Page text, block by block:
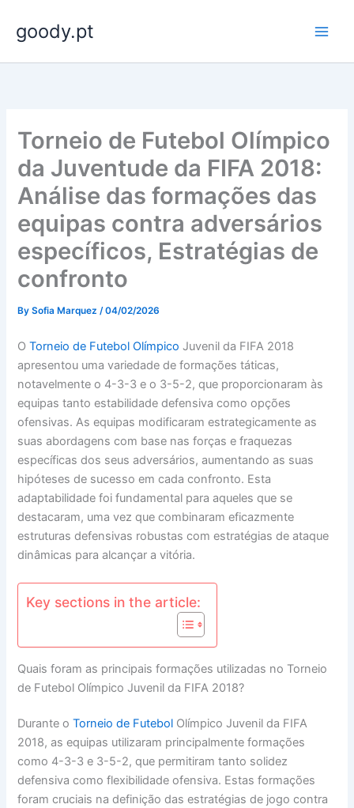
content
goody.pt
Torneio de Futebol Olímpico
da Juventude da FIFA 2018:
Análise das formações das
equipas contra adversários
específicos, Estratégias de
confronto
BySofia Marquez/04/02/2026
OTorneio de Futebol Olímpico Juvenil da FIFA 2018
apresentou uma variedade de formações táticas,
notavelmente o 4-3-3 e o 3-5-2, que proporcionaram às
equipas tanto estabilidade defensiva como opções
ofensivas. As equipas modificaram estrategicamente as
suas abordagens com base nas forças e fraquezas
específicas dos seus adversários, aumentando as suas
hipóteses de sucesso em cada confronto. Esta
adaptabilidade foi fundamental para aqueles que se
destacaram, uma vez que combinaram eficazmente
estruturas defensivas robustas com estratégias de ataque
dinâmicas para alcançar a vitória.
Key sections in the article:
Quais foram as principais formações utilizadas no Torneio
de Futebol Olímpico Juvenil da FIFA 2018?
Durante oTorneio de Futebol Olímpico Juvenil da FIFA
2018, as equipas utilizaram principalmente formações
como 4-3-3 e 3-5-2, que permitiram tanto solidez
defensiva como flexibilidade ofensiva. Estas formações
foram cruciais na definição das estratégias de jogo contra